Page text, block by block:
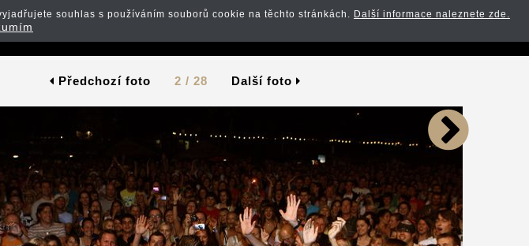
oslavovali
Předchozí foto 2 / 28 Další foto
souhlas s používáním souborů cookie na těchto stránkách. Další informace naleznete zde.